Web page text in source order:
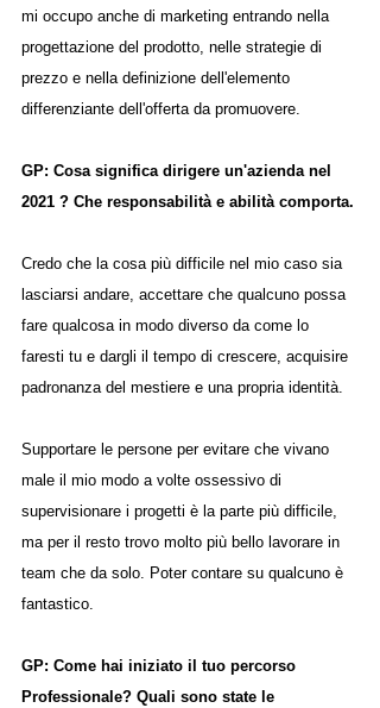
mi occupo anche di marketing entrando nella
progettazione del prodotto, nelle strategie di
prezzo e nella definizione dell'elemento
differenziante dell'offerta da promuovere.
GP: Cosa significa dirigere un'azienda nel
2021 ? Che responsabilità e abilità comporta.
Credo che la cosa più difficile nel mio caso sia
lasciarsi andare, accettare che qualcuno possa
fare qualcosa in modo diverso da come lo
faresti tu e dargli il tempo di crescere, acquisire
padronanza del mestiere e una propria identità.
Supportare le persone per evitare che vivano
male il mio modo a volte ossessivo di
supervisionare i progetti è la parte più difficile,
ma per il resto trovo molto più bello lavorare in
team che da solo. Poter contare su qualcuno è
fantastico.
GP: Come hai iniziato il tuo percorso
Professionale? Quali sono state le